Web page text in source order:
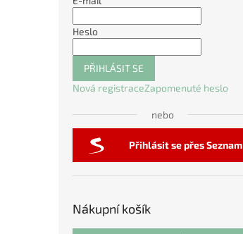
Heslo
PŘIHLÁSIT SE
Nová registraceZapomenuté heslo
nebo
Přihlásit se přes Seznam
Nákupní košík